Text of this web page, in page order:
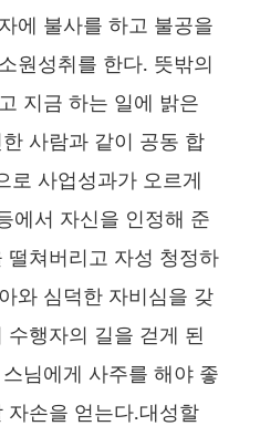
에 불사를 하고 불공을
원성취를 한다. 뜻밖의
지금 하는 일에 밝은
사람과 같이 공동 합
로 사업성과가 오르게
에서 자신을 인정해 준
떨쳐버리고 자성 청정하
와 심덕한 자비심을 갖
행자의 길을 걷게 된
님에게 사주를 해야 좋
자손을 얻는다.대성할